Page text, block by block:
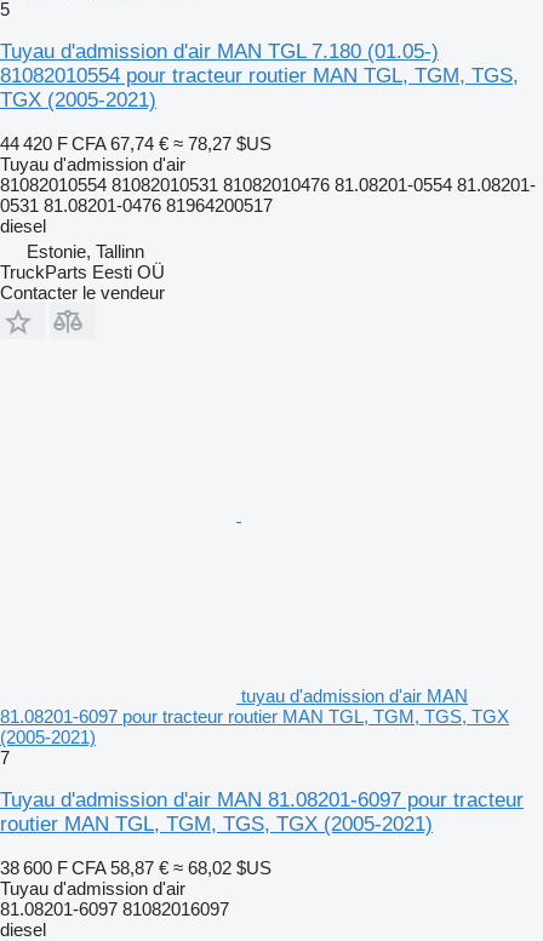
5
Tuyau d'admission d'air MAN TGL 7.180 (01.05-)
81082010554 pour tracteur routier MAN TGL, TGM, TGS,
TGX (2005-2021)
44 420 F CFA 67,74 € ≈ 78,27 $US
Tuyau d'admission d'air
81082010554 81082010531 81082010476 81.08201-0554 81.08201-
0531 81.08201-0476 81964200517
diesel
Estonie, Tallinn
TruckParts Eesti OÜ
Contacter le vendeur
tuyau d'admission d'air MAN
81.08201-6097 pour tracteur routier MAN TGL, TGM, TGS, TGX
(2005-2021)
7
Tuyau d'admission d'air MAN 81.08201-6097 pour tracteur
routier MAN TGL, TGM, TGS, TGX (2005-2021)
38 600 F CFA 58,87 € ≈ 68,02 $US
Tuyau d'admission d'air
81.08201-6097 81082016097
diesel